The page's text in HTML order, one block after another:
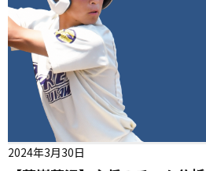
2024年3月30日